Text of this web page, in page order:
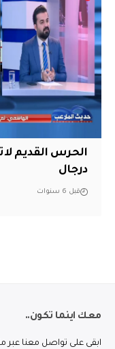
الحرس القديم
درجال
قبل 6 سنوات
معك اينما تكون..
ابقى على تواصل معنا عبر